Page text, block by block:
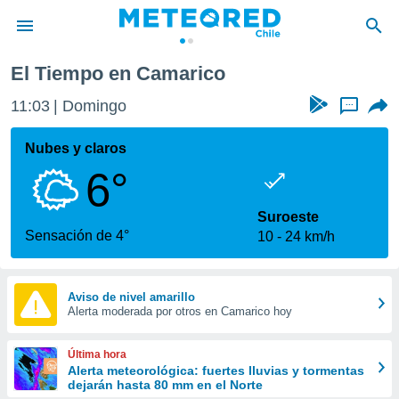
de
por
que se
calidad.
a este
las
y
forma
digital
basada
El Tiempo en Camarico
11:03 Domingo ...
Nubes y claros
6°
Sensación de 4°
Suroeste
10
24 km/h
Aviso de nivel amarillo
Alerta moderada por otros en Camarico hoy
Última hora
Alerta meteorológica: fuertes lluvias y tormentas
dejarán hasta 80 mm en el Norte